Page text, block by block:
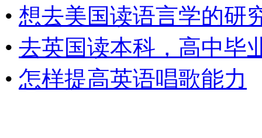
• 想去美国读语言学的研
• 去英国读本科，高中毕
• 怎样提高英语唱歌能力